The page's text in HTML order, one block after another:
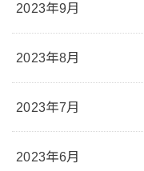
2023年9月
2023年8月
2023年7月
2023年6月